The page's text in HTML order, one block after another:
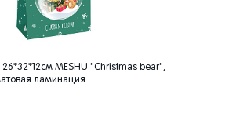
MESHU "Christmas bear",
ламинация